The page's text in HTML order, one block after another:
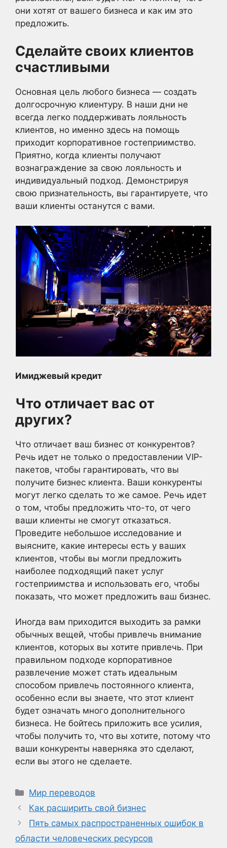
они хотят от вашего бизнеса и как им это
предложить.
Сделайте своих клиентов
счастливыми
Основная цель любого бизнеса — создать
долгосрочную клиентуру. В наши дни не
всегда легко поддерживать лояльность
клиентов, но именно здесь на помощь
приходит корпоративное гостеприимство.
Приятно, когда клиенты получают
вознаграждение за свою лояльность и
индивидуальный подход. Демонстрируя
свою признательность, вы гарантируете, что
ваши клиенты останутся с вами.
Имиджевый кредит
Что отличает вас от
других?
Что отличает ваш бизнес от конкурентов?
Речь идет не только о предоставлении VIP-
пакетов, чтобы гарантировать, что вы
получите бизнес клиента. Ваши конкуренты
могут легко сделать то же самое. Речь идет
о том, чтобы предложить что-то, от чего
ваши клиенты не смогут отказаться.
Проведите небольшое исследование и
выясните, какие интересы есть у ваших
клиентов, чтобы вы могли предложить
наиболее подходящий пакет услуг
гостеприимства и использовать его, чтобы
показать, что может предложить ваш бизнес.
Иногда вам приходится выходить за рамки
обычных вещей, чтобы привлечь внимание
клиентов, которых вы хотите привлечь. При
правильном подходе корпоративное
развлечение может стать идеальным
способом привлечь постоянного клиента,
особенно если вы знаете, что этот клиент
будет означать много дополнительного
бизнеса. Не бойтесь приложить все усилия,
чтобы получить то, что вы хотите, потому что
ваши конкуренты наверняка это сделают,
если вы этого не сделаете.
Рубрики
Мир переводов
Как расширить свой бизнес
Пять самых распространенных ошибок в
области человеческих ресурсов